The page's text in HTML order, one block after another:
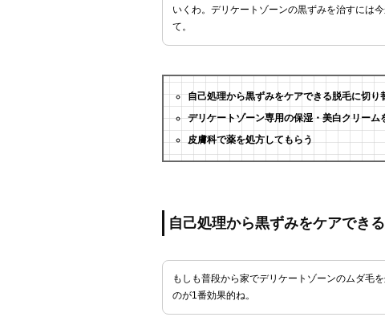
いくわ。デリケートゾーンの黒ずみを治すには
て。
自己処理から黒ずみをケアできる脱毛に切り
デリケートゾーン専用の保湿・美白クリーム
皮膚科で薬を処方してもらう
自己処理から黒ずみをケアでき
もしも普段から家でデリケートゾーンのムダ毛
のが1番効果的ね。